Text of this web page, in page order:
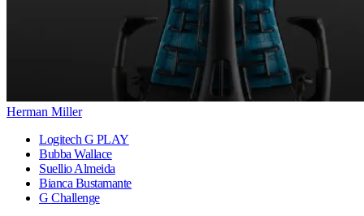
Herman Miller
Logitech G PLAY
Bubba Wallace
Suellio Almeida
Bianca Bustamante
G Challenge